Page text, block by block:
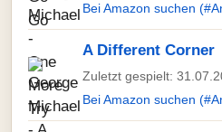
Bei Amazon suchen
A Different Corner
Zuletzt gespielt:
Bei Amazon suchen